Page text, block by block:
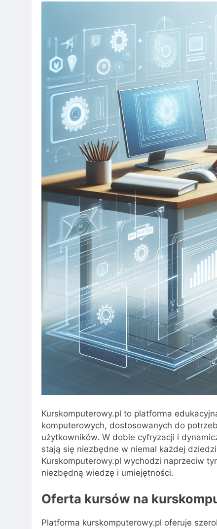
Kurskomputerowy.pl to platforma
komputerowych, dostosowanych do
użytkowników. W dobie cyfryzacji i
stają się niezbędne w niemal każdej
Kurskomputerowy.pl wychodzi naprzeciw
niezbędną wiedzę i umiejętności.
Oferta kursów na
Platforma kurskomputerowy.pl oferuje